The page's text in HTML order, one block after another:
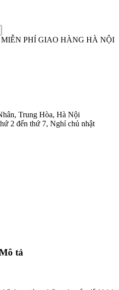
PHÍ GIAO HÀNG HÀ NỘI
Trung Hòa, Hà Nội
2 đến thứ 7, Nghỉ chủ nhật
tả